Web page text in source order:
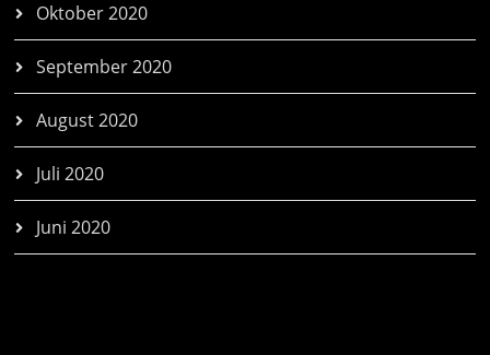
Oktober 2020
September 2020
August 2020
Juli 2020
Juni 2020